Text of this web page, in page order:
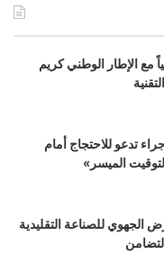
مع الإطار الوطني كريم
تدعو للاحتجاج أمام
الميسر»
الجهوي للصناعة التقليدية